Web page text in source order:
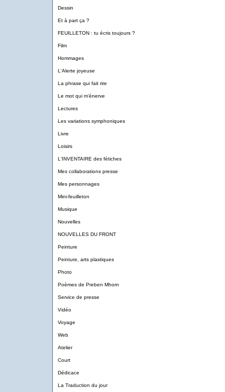
Dessin
Et à part ça ?
FEUILLETON : tu écris toujours ?
Film
Hommages
L'Alerte joyeuse
La phrase qui fait rire
Le mot qui m'énerve
Lectures
Les variations symphoniques
Livre
Loisirs
L'INVENTAIRE des fétiches
Mes collaborations presse
Mes personnages
Mini-feuilleton
Musique
Nouvelles
NOUVELLES DU FRONT
Peinture
Peinture, arts plastiques
Photo
Poèmes de Preben Mhorn
Service de presse
Vidéo
Voyage
Web
Atelier
Court
Dédicace
La Traduction du jour